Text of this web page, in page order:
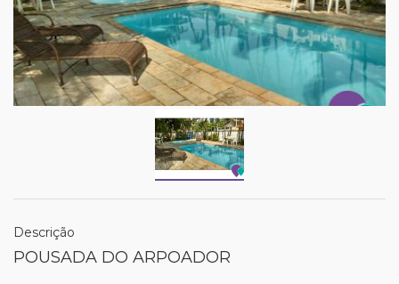
Descrição
POUSADA DO ARPOADOR